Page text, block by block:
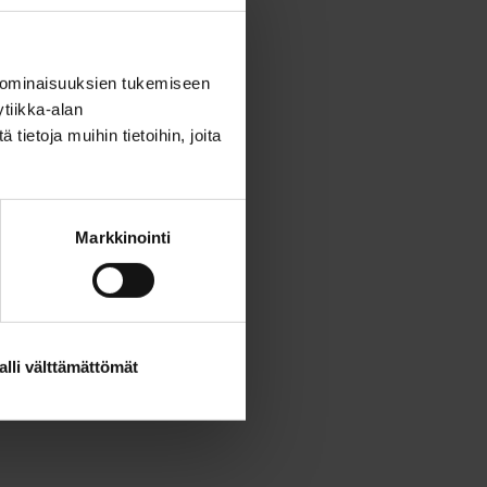
tukemiseen
alan
tietoja muihin tietoihin, joita
Markkinointi
välttämättömät